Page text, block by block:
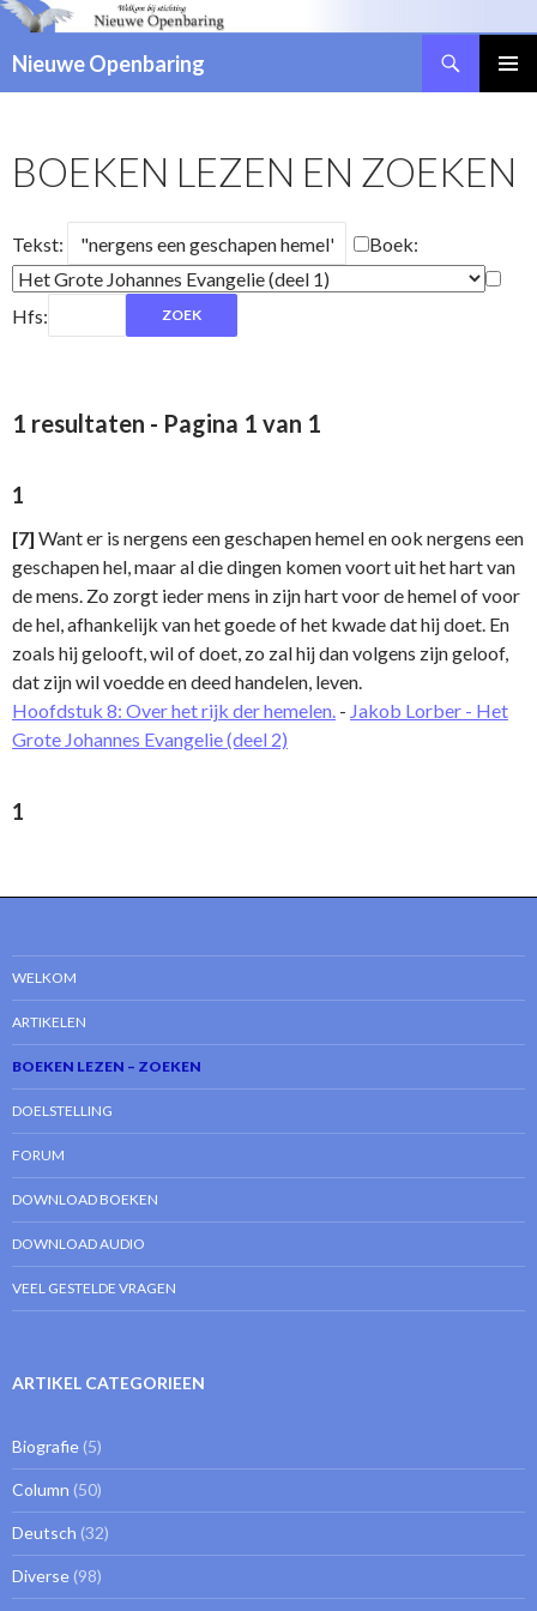
Nieuwe Openbaring
SPRINGEN
BOEKEN LEZEN EN ZOEKEN
Tekst: Boek:
Hfs:
1 resultaten - Pagina 1 van 1
1
[7] Want er is nergens een geschapen hemel en ook nergens een
geschapen hel, maar al die dingen komen voort uit het hart van
de mens. Zo zorgt ieder mens in zijn hart voor de hemel of voor
de hel, afhankelijk van het goede of het kwade dat hij doet. En
zoals hij gelooft, wil of doet, zo zal hij dan volgens zijn geloof,
dat zijn wil voedde en deed handelen, leven.
Hoofdstuk 8: Over het rijk der hemelen. - Jakob Lorber - Het
Grote Johannes Evangelie (deel 2)
1
WELKOM
ARTIKELEN
BOEKEN LEZEN – ZOEKEN
DOELSTELLING
FORUM
DOWNLOAD BOEKEN
DOWNLOAD AUDIO
VEEL GESTELDE VRAGEN
ARTIKEL CATEGORIEEN
Biografie (5)
Column (50)
Deutsch (32)
Diverse (98)